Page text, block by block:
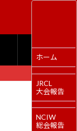
ホーム
JRCL
大会報告
NCIW
総会報告